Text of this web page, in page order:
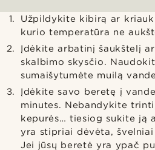
Užpildykite kibirą ar
kurio temperatūra ne
Įdėkite arbatinį šaukštelį
skalbimo skysčio.
sumaišytumėte muilą
Įdėkite savo beretę į
minutes. Nebandykite
kepurės… tiesiog sukite ją
yra stipriai dėvėta,
Jei jūsų beretė yra ypač